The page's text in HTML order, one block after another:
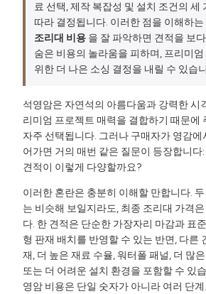
료 선택, 제작 복잡성 및 설치 조건의 세
따라 결정됩니다. 이러한 점을 이해하
조리대 비용 을 잘 파악하면 견적을 보
숨은 비용의 놀라움을 피하며, 프리미
위한 더 나은 소싱 결정을 내릴 수 있습
석영암은 자연석의 아름다움과 강력한 시
리미엄 프로젝트 매력을 결합하기 때문에
자주 선택됩니다. 그러나 구매자가 영감에
어가면 거의 매번 같은 질문이 등장합니다
견적이 이렇게 다양할까요?
이러한 혼란은 충분히 이해할 만합니다.
는 비슷해 보일지라도, 최종 조리대 가격
다. 한 견적은 단순한 가장자리 마감과 표
형 판재 배치를 반영할 수 있는 반면, 다른
재, 더 높은 재료 수율, 워터폴 패널, 더 많
또는 더 어려운 설치 환경을 포함할 수 있
영암 비용은 단일 숫자가 아니라 여러 단